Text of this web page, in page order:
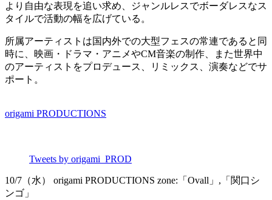
より自由な表現を追い求め、ジャンルレスでボーダレスなス
タイルで活動の幅を広げている。
所属アーティストは国内外での大型フェスの常連であると同
時に、映画・ドラマ・アニメやCM音楽の制作、また世界中
のアーティストをプロデュース、リミックス、演奏などでサ
ポート。
origami PRODUCTIONS
Tweets by origami_PROD
10/7（水） origami PRODUCTIONS zone:「Ovall」,「関口シ
ンゴ」